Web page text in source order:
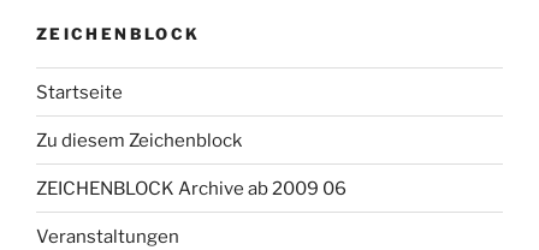
ZEICHENBLOCK
Startseite
Zu diesem Zeichenblock
ZEICHENBLOCK Archive ab 2009 06
Veranstaltungen